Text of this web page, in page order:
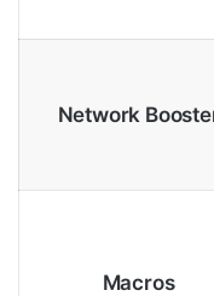
Network
Macros